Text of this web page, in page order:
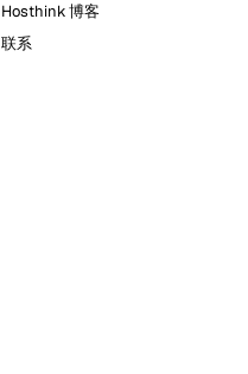
Hosthink 博客
联系